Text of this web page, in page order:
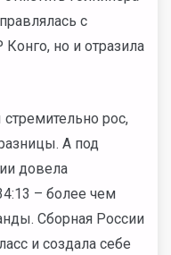
с
но и отразила
рос,
А под
довела
– более чем
Сборная России
и создала себе